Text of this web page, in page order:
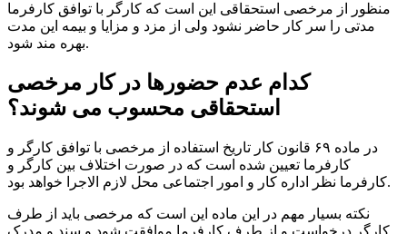
منظور از مرخصی استحقاقی این است که کارگر با توافق کارفرما
مدتی را سر کار حاضر نشود ولی از مزد و مزایا و بیمه این مدت
بهره مند شود.
کدام عدم حضورها در کار مرخصی
استحقاقی محسوب می شوند؟
در ماده ۶۹ قانون کار تاریخ استفاده از مرخصی با توافق کارگر و
کارفرما تعیین شده است که در صورت اختلاف بین کارگر و
کارفرما نظر اداره کار و امور اجتماعی محل لازم الاجرا خواهد بود.
نکته بسیار مهم در این ماده این است که مرخصی باید از طرف
کارگر درخواست و از طرف کارفرما موافقت شود و سند و مدرک